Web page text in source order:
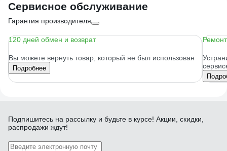
Сервисное обслуживание
Гарантия производителя
120 дней обмен и возврат
Вы можете вернуть товар, который не был использован
Подробнее
Подпишитесь на рассылку и будьте в курсе! Акции, скидки,
распродажи ждут!